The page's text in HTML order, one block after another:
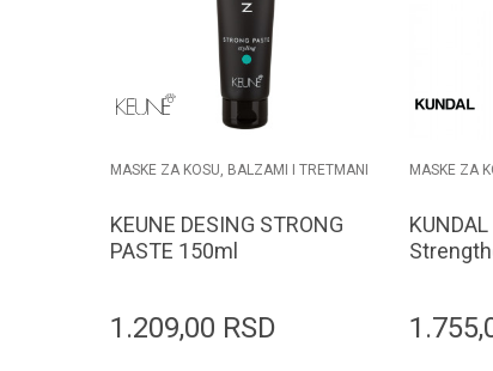
MASKE ZA KOSU, BALZAMI I TRETMANI
KEUNE DESING STRONG
PASTE 150ml
1.209,00 RSD
MASKE ZA